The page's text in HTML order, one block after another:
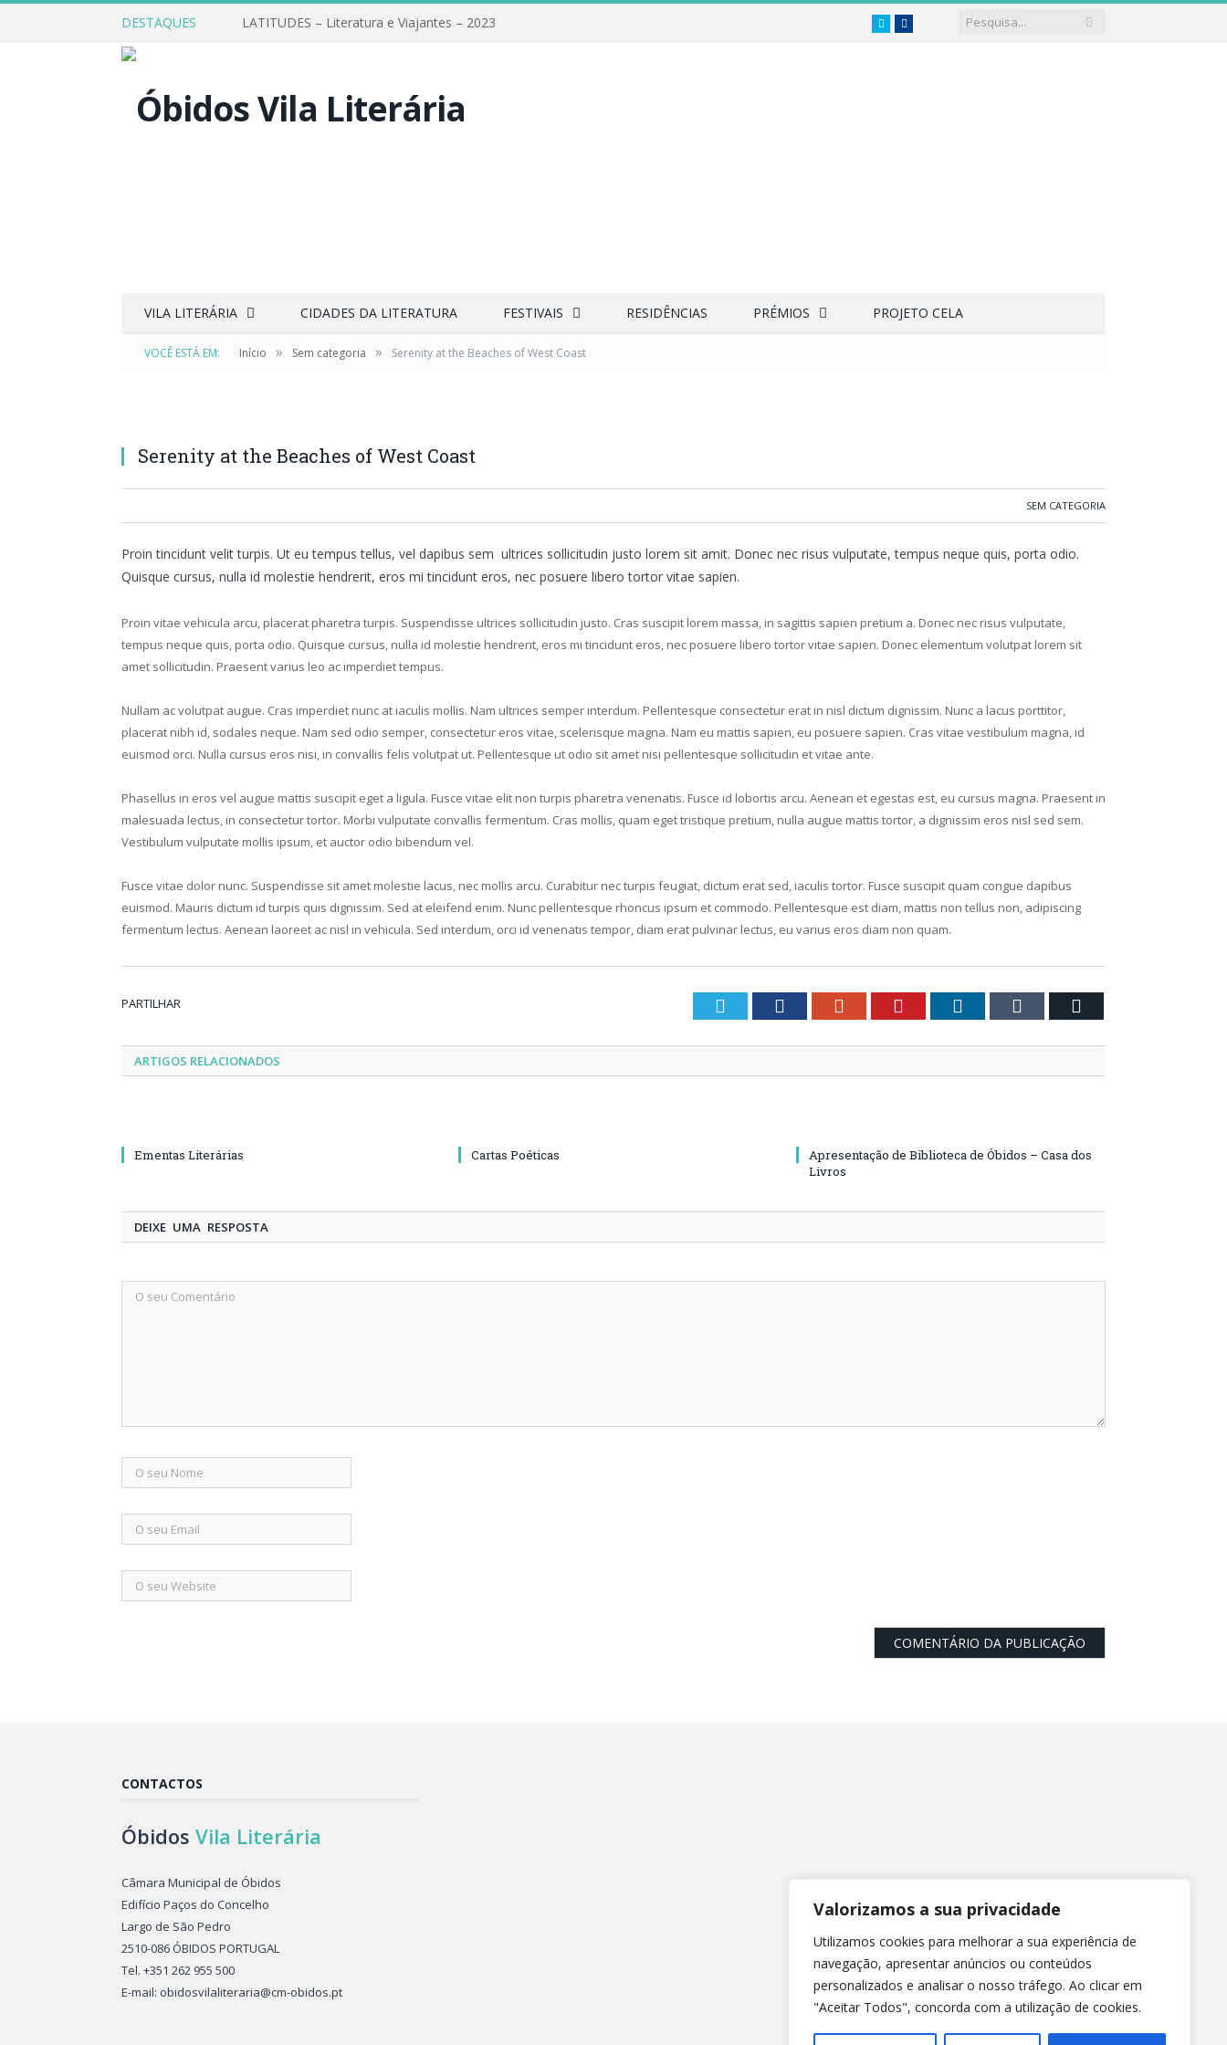
Valorizamos a sua privacidade
Utilizamos cookies para melhorar a sua experiência de
navegação, apresentar anúncios ou conteúdos
personalizados e analisar o nosso tráfego. Ao clicar em
"Aceitar Todos", concorda com a utilização de cookies.
DESTAQUES LATITUDES – Literatura e Viajantes – 2023 TwitterFacebook
VILA LITERÁRIA CIDADES DA LITERATURA FESTIVAIS RESIDÊNCIAS PRÉMIOS PROJETO CELA
VOCÊ ESTÁ EM: Início » Sem categoria » Serenity at the Beaches of West Coast
Serenity at the Beaches of West Coast
SEM CATEGORIA
Proin tincidunt velit turpis. Ut eu tempus tellus, vel dapibus sem ultrices sollicitudin justo lorem sit amit. Donec nec risus vulputate, tempus neque quis, porta odio.
Quisque cursus, nulla id molestie hendrerit, eros mi tincidunt eros, nec posuere libero tortor vitae sapien.
Proin vitae vehicula arcu, placerat pharetra turpis. Suspendisse ultrices sollicitudin justo. Cras suscipit lorem massa, in sagittis sapien pretium a. Donec nec risus vulputate,
tempus neque quis, porta odio. Quisque cursus, nulla id molestie hendrerit, eros mi tincidunt eros, nec posuere libero tortor vitae sapien. Donec elementum volutpat lorem sit
amet sollicitudin. Praesent varius leo ac imperdiet tempus.
Nullam ac volutpat augue. Cras imperdiet nunc at iaculis mollis. Nam ultrices semper interdum. Pellentesque consectetur erat in nisl dictum dignissim. Nunc a lacus porttitor,
placerat nibh id, sodales neque. Nam sed odio semper, consectetur eros vitae, scelerisque magna. Nam eu mattis sapien, eu posuere sapien. Cras vitae vestibulum magna, id
euismod orci. Nulla cursus eros nisi, in convallis felis volutpat ut. Pellentesque ut odio sit amet nisi pellentesque sollicitudin et vitae ante.
Phasellus in eros vel augue mattis suscipit eget a ligula. Fusce vitae elit non turpis pharetra venenatis. Fusce id lobortis arcu. Aenean et egestas est, eu cursus magna. Praesent in
malesuada lectus, in consectetur tortor. Morbi vulputate convallis fermentum. Cras mollis, quam eget tristique pretium, nulla augue mattis tortor, a dignissim eros nisl sed sem.
Vestibulum vulputate mollis ipsum, et auctor odio bibendum vel.
Fusce vitae dolor nunc. Suspendisse sit amet molestie lacus, nec mollis arcu. Curabitur nec turpis feugiat, dictum erat sed, iaculis tortor. Fusce suscipit quam congue dapibus
euismod. Mauris dictum id turpis quis dignissim. Sed at eleifend enim. Nunc pellentesque rhoncus ipsum et commodo. Pellentesque est diam, mattis non tellus non, adipiscing
fermentum lectus. Aenean laoreet ac nisl in vehicula. Sed interdum, orci id venenatis tempor, diam erat pulvinar lectus, eu varius eros diam non quam.
PARTILHAR Twitter Facebook Google+ Pinterest LinkedIn Tumblr
ARTIGOS RELACIONADOS
Ementas Literárias Cartas Poéticas
Apresentação de Biblioteca de Óbidos – Casa dos
Livros
DEIXE UMA RESPOSTA
CONTACTOS
Óbidos Vila Literária
Câmara Municipal de Óbidos
Edifício Paços do Concelho
Largo de São Pedro
2510-086 ÓBIDOS PORTUGAL
Tel. +351 262 955 500
E-mail: obidosvilaliteraria@cm-obidos.pt